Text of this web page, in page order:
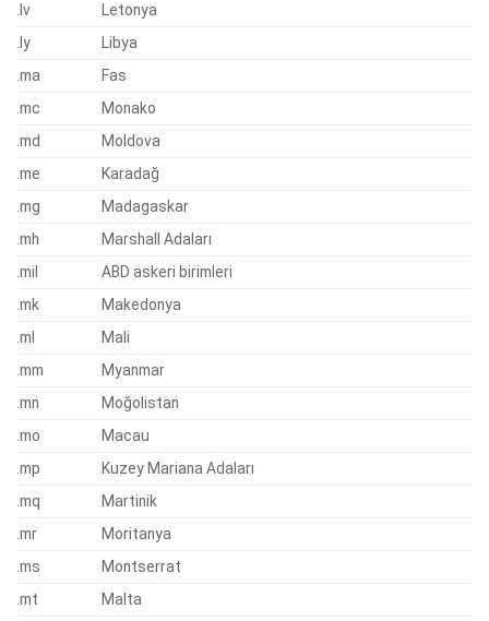
.lv
Letonya
.ly
Libya
.ma
Fas
.mc
Monako
.md
Moldova
.me
Karadağ
.mg
Madagaskar
.mh
Marshall Adaları
.mil
ABD askeri birimleri
.mk
Makedonya
.ml
Mali
.mm
Myanmar
.mn
Moğolistan
.mo
Macau
.mp
Kuzey Mariana Adaları
.mq
Martinik
.mr
Moritanya
.ms
Montserrat
.mt
Malta